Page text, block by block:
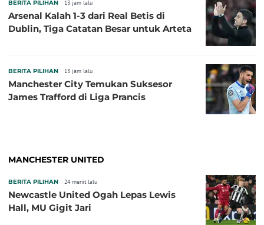
BERITA PILIHAN 13 jam lalu
Arsenal Kalah 1-3 dari Real Betis di
Dublin, Tiga Catatan Besar untuk Arteta
BERITA PILIHAN 13 jam lalu
Manchester City Temukan Suksesor
James Trafford di Liga Prancis
MANCHESTER UNITED
BERITA PILIHAN 24 menit lalu
Newcastle United Ogah Lepas Lewis
Hall, MU Gigit Jari